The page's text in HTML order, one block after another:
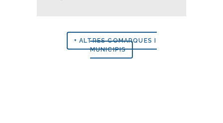
+ ALTRES COMARQUES I
MUNICIPIS